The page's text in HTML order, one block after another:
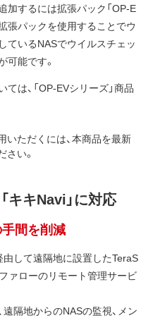
するには拡張パック「OP-E
張パックを使用することでウ
ているNASでウイルスチェッ
能です。
は、「OP-EVシリーズ」商品
ただくには、本商品を最新
い。
キキNavi」に対応
間を削減
して遠隔地に設置したTeraS
ァローのリモート管理サービ
隔地からのNASの監視、メン